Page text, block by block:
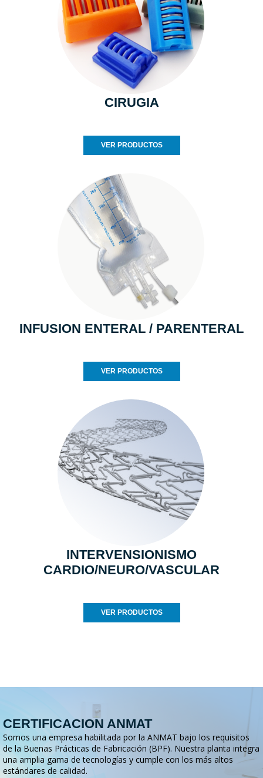
CIRUGIA
VER PRODUCTOS
INFUSION ENTERAL / PARENTERAL
VER PRODUCTOS
INTERVENSIONISMO
CARDIO/NEURO/VASCULAR
VER PRODUCTOS
CERTIFICACION ANMAT
Somos una empresa habilitada por la ANMAT bajo los requisitos
de la Buenas Prácticas de Fabricación (BPF). Nuestra planta integra
una amplia gama de tecnologías y cumple con los más altos
estándares de calidad.